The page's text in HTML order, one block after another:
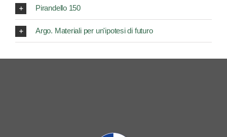
Pirandello 150
Argo. Materiali per un'ipotesi di futuro